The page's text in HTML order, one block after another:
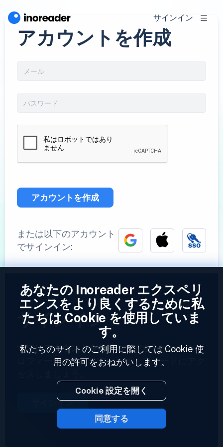
サインイン
アカウントを作成
アカウントを作成
または以下のアカウント
でサインイン:
サインイン
すでにアカウントをお持ちですか?あなたのプ
ロフィールを入力していますぐフィードにアク
サインイン
2023 © Inoreader
あなたの Inoreader エクスペリ
エンスをより良くするために私
たちは Cookie を使用していま
す。
私たちのサイトのご利用に際しては Cookie 使
用の許可をおねがいします。
Cookie 設定を開く
同意する